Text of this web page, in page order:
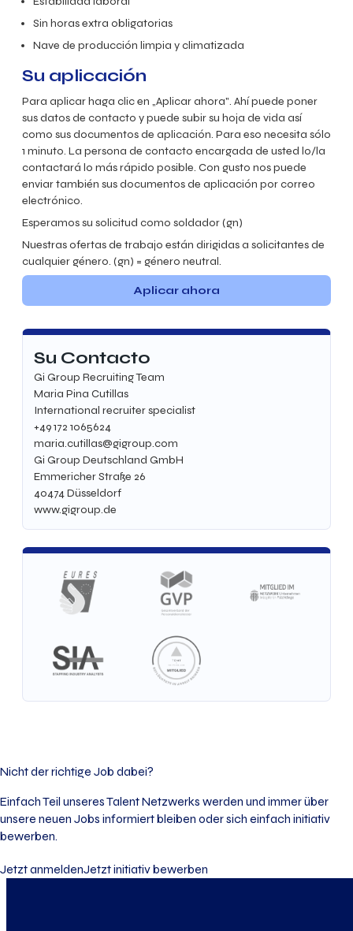
Sin horas extra obligatorias
Nave de producción limpia y climatizada
Su aplicación
Para aplicar haga clic en „Aplicar ahora". Ahí puede poner
sus datos de contacto y puede subir su hoja de vida así
como sus documentos de aplicación. Para eso necesita sólo
1 minuto. La persona de contacto encargada de usted lo/la
contactará lo más rápido posible. Con gusto nos puede
enviar también sus documentos de aplicación por correo
electrónico.
Esperamos su solicitud como soldador (gn)
Nuestras ofertas de trabajo están dirigidas a solicitantes de
cualquier género. (gn) = género neutral.
Aplicar ahora
Su Contacto
Gi Group Recruiting Team
Maria Pina Cutillas
International recruiter specialist
+49 172 1065624
maria.cutillas@gigroup.com
Gi Group Deutschland GmbH
Emmericher Straße 26
40474Düsseldorf
www.gigroup.de
Nicht der richtige Job dabei?
Einfach Teil unseres Talent Netzwerks werden und immer über
unsere neuen Jobs informiert bleiben oder sich einfach initiativ
bewerben.
Jetzt anmeldenJetzt initiativ bewerben